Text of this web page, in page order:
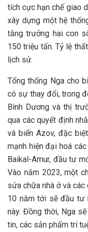
tích cực hạn chế giao
xây dựng một hệ
tăng trưởng hai con
150 triệu tấn. Tỷ lệ
lịch sử.
Tổng thống Nga cho
có sự thay đổi, trong
Bình Dương và thị
qua các quyết định
và biển Azov, đặc
mạnh hiện đại hoá
Baikal-Amur, đầu tư
Vào năm 2023, một
sửa chữa nhà ở và
10 năm tới sẽ đầu tư
này. Đồng thời, Nga
tin, các sản phẩm trí